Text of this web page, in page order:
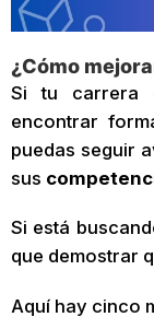
¿Cómo
Si tu carrera
encontrar
puedas seguir
sus
Si está
que demostrar
Aquí hay cinco